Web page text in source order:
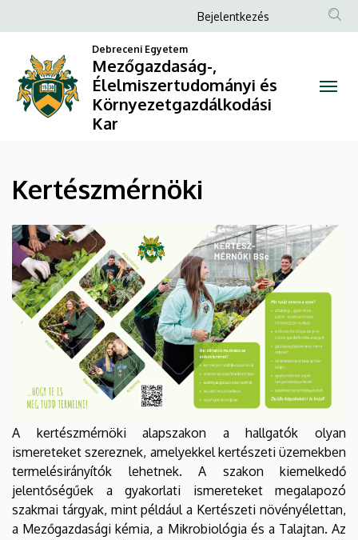
Mezőgazdaság-,
Élelmiszertudományi
Környezetgazdálkodási
a
Anonim
fiók
menüje
Bejelentkezés
Debreceni Egyetem
Mezőgazdaság-,
Élelmiszertudományi és
Környezetgazdálkodási
Kar
Kertészmérnöki
A kertészmérnöki alapszakon a hallgatók olyan
ismereteket szereznek, amelyekkel kertészeti üzemekben
termelésirányítók lehetnek. A szakon kiemelkedő
jelentőségűek a gyakorlati ismereteket megalapozó
szakmai tárgyak, mint például a Kertészeti növényélettan,
a Mezőgazdasági kémia, a Mikrobiológia és a Talajtan. Az